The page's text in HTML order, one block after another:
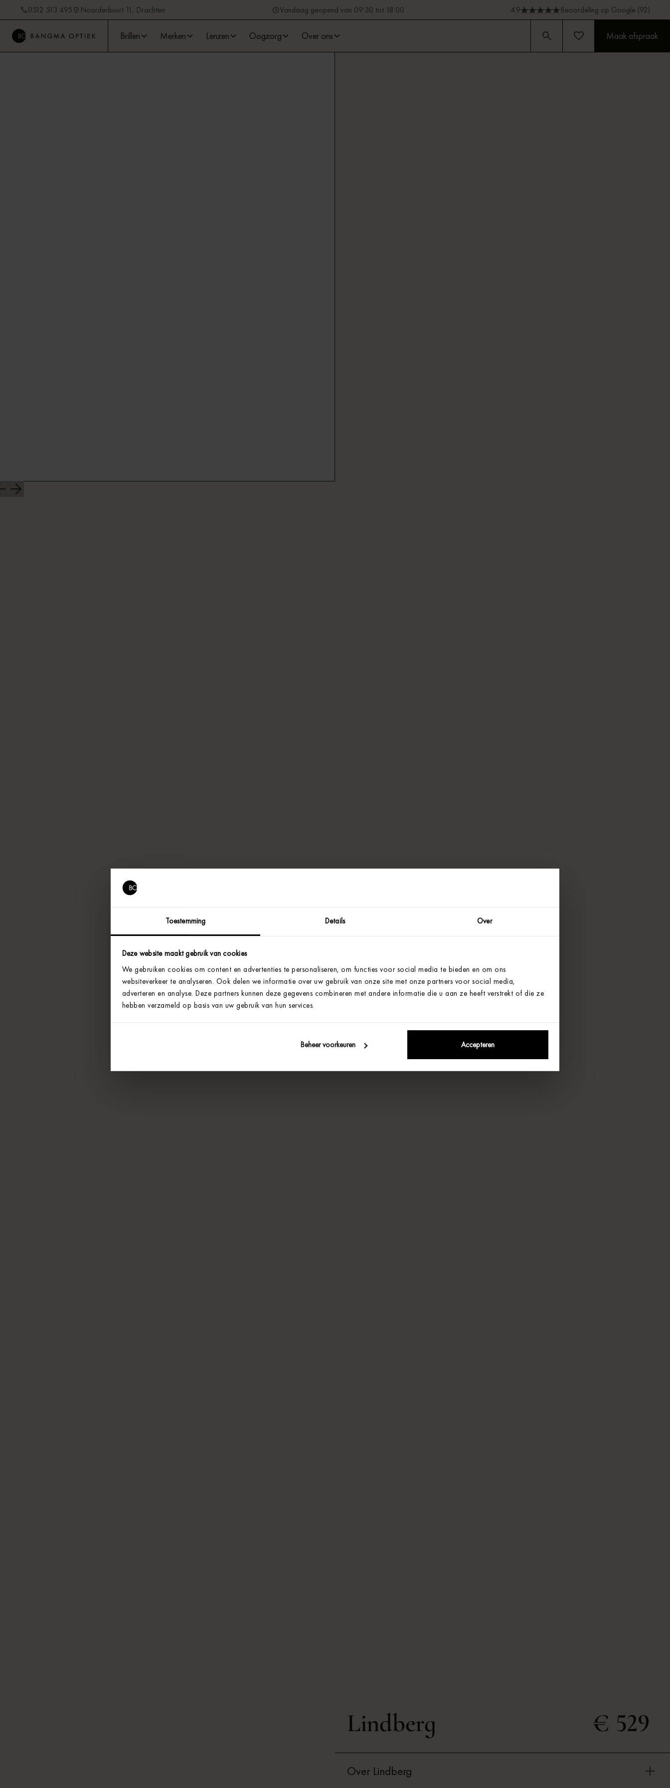
Toestemming Details Over
Deze website maakt gebruik van cookies
We gebruiken cookies om content en advertenties te personaliseren, om functies voor social media te bieden en om ons
websiteverkeer te analyseren. Ook delen we informatie over uw gebruik van onze site met onze partners voor social media,
adverteren en analyse. Deze partners kunnen deze gegevens combineren met andere informatie die u aan ze heeft verstrekt of die ze
hebben verzameld op basis van uw gebruik van hun services.
Beheer voorkeuren Accepteren
0512 513 495 Noorderbuurt 11, Drachten Vandaag geopend van 09:30 tot 18:00 4.9 Beoordeling op Google (92)
Brillen Merken Lenzen Oogzorg Over ons Maak afspraak
Lindberg € 529
Over Lindberg